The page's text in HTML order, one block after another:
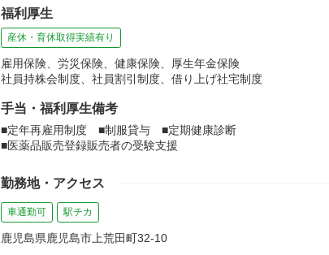
福利厚生
産休・育休取得実績有り
雇用保険、労災保険、健康保険、厚生年金保険
社員持株会制度、社員割引制度、借り上げ社宅制度
手当・福利厚生備考
■定年再雇用制度 ■制服貸与 ■定期健康診断
■医薬品販売登録販売者の受験支援
勤務地・アクセス
車通勤可 駅チカ
鹿児島県鹿児島市上荒田町32-10